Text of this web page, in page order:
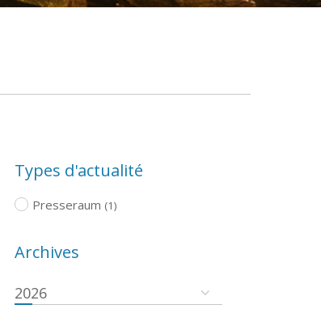
Types d'actualité
Presseraum (1)
Archives
2026